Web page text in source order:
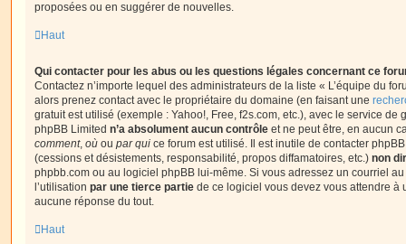
proposées ou en suggérer de nouvelles.
Haut
Qui contacter pour les abus ou les questions légales concernant ce
Contactez n’importe lequel des administrateurs de la liste « L’équipe du
alors prenez contact avec le propriétaire du domaine (en faisant une
gratuit est utilisé (exemple : Yahoo!, Free, f2s.com, etc.), avec le service de
phpBB Limited n’a absolument aucun contrôle et ne peut être, en aucun
comment, où ou par qui ce forum est utilisé. Il est inutile de contacter
(cessions et désistements, responsabilité, propos diffamatoires, etc.) non
phpbb.com ou au logiciel phpBB lui-même. Si vous adressez un courriel
l’utilisation par une tierce partie de ce logiciel vous devez vous attendre à
aucune réponse du tout.
Haut